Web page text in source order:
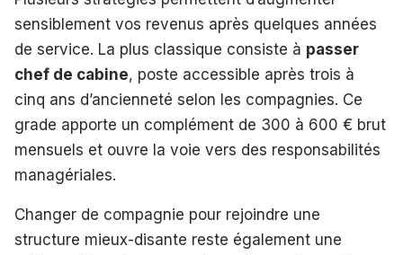
sensiblement vos revenus après quelques années
de service. La plus classique consiste à passer
chef de cabine, poste accessible après trois à
cinq ans d’ancienneté selon les compagnies. Ce
grade apporte un complément de 300 à 600 € brut
mensuels et ouvre la voie vers des responsabilités
managériales.
Changer de compagnie pour rejoindre une
structure mieux-disante reste également une